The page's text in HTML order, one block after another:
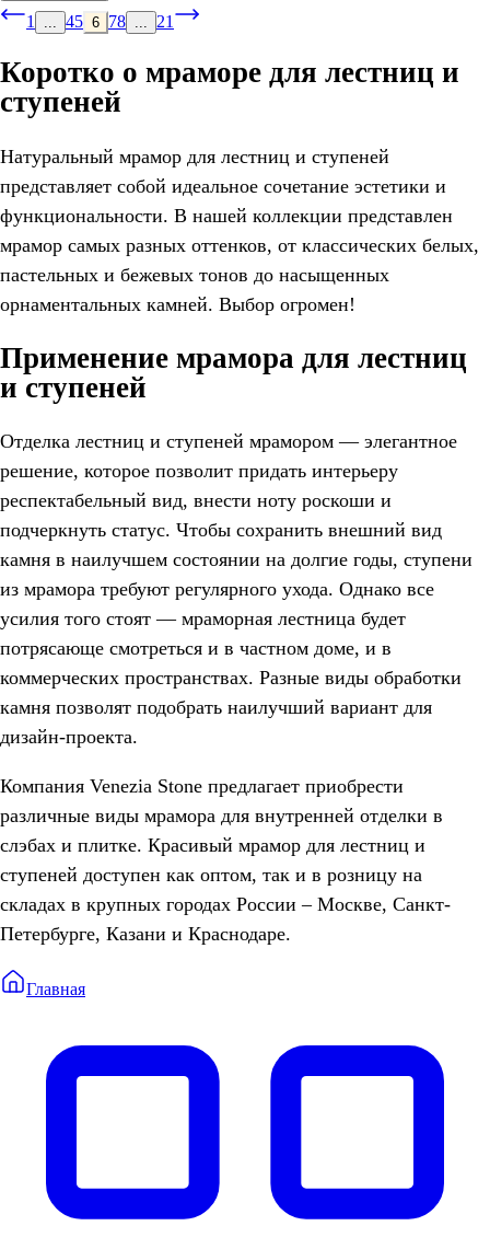
1 45 6 78 21
Коротко о мраморе для лестниц и
ступеней
Натуральный мрамор для лестниц и ступеней
представляет собой идеальное сочетание эстетики и
функциональности. В нашей коллекции представлен
мрамор самых разных оттенков, от классических белых,
пастельных и бежевых тонов до насыщенных
орнаментальных камней. Выбор огромен!
Применение мрамора для лестниц
и ступеней
Отделка лестниц и ступеней мрамором — элегантное
решение, которое позволит придать интерьеру
респектабельный вид, внести ноту роскоши и
подчеркнуть статус. Чтобы сохранить внешний вид
камня в наилучшем состоянии на долгие годы, ступени
из мрамора требуют регулярного ухода. Однако все
усилия того стоят — мраморная лестница будет
потрясающе смотреться и в частном доме, и в
коммерческих пространствах. Разные виды обработки
камня позволят подобрать наилучший вариант для
дизайн-проекта.
Компания Venezia Stone предлагает приобрести
различные виды мрамора для внутренней отделки в
слэбах и плитке. Красивый мрамор для лестниц и
ступеней доступен как оптом, так и в розницу на
складах в крупных городах России – Москве, Санкт-
Петербурге, Казани и Краснодаре.
Главная